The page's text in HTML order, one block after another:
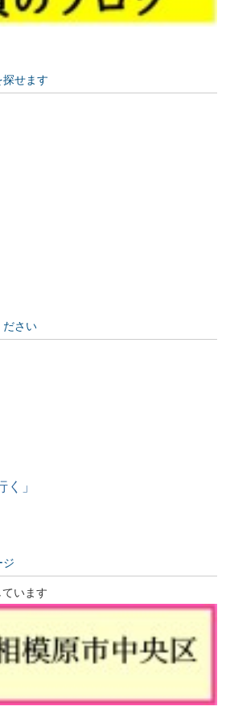
せます
ださい
」
ジ
います